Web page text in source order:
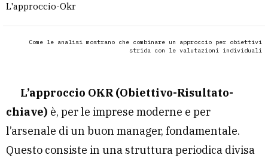
L'approccio-Okr
Come le analisi mostrano che combinare un approccio per obiettivi
strida con le valutazioni individuali
L’approccio OKR (Obiettivo-Risultato-
chiave) è, per le imprese moderne e per
l’arsenale di un buon manager, fondamentale.
Questo consiste in una struttura periodica divisa